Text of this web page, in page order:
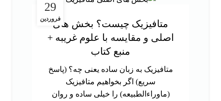
29
فروردینمتافیزیک چیست؟ بخش های
اصلی و مقایسه با علوم غریبه +
منبع کتاب
متافیزیک به زبان ساده یعنی چه؟ (پاسخ
سریع) اگر بخواهیم متافیزیک
(ماوراءالطبیعه) را خیلی ساده و روان